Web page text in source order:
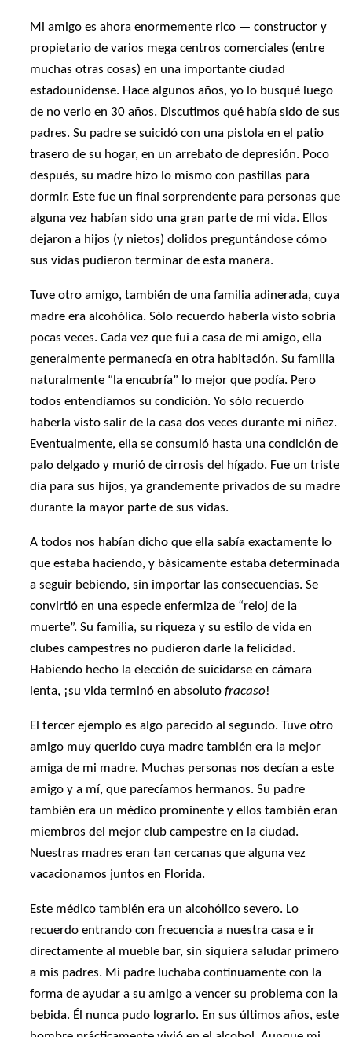
Mi amigo es ahora enormemente rico — constructor y
propietario de varios mega centros comerciales (entre
muchas otras cosas) en una importante ciudad
estadounidense. Hace algunos años, yo lo busqué luego
de no verlo en 30 años. Discutimos qué había sido de sus
padres. Su padre se suicidó con una pistola en el patio
trasero de su hogar, en un arrebato de depresión. Poco
después, su madre hizo lo mismo con pastillas para
dormir. Este fue un final sorprendente para personas que
alguna vez habían sido una gran parte de mi vida. Ellos
dejaron a hijos (y nietos) dolidos preguntándose cómo
sus vidas pudieron terminar de esta manera.
Tuve otro amigo, también de una familia adinerada, cuya
madre era alcohólica. Sólo recuerdo haberla visto sobria
pocas veces. Cada vez que fui a casa de mi amigo, ella
generalmente permanecía en otra habitación. Su familia
naturalmente “la encubría” lo mejor que podía. Pero
todos entendíamos su condición. Yo sólo recuerdo
haberla visto salir de la casa dos veces durante mi niñez.
Eventualmente, ella se consumió hasta una condición de
palo delgado y murió de cirrosis del hígado. Fue un triste
día para sus hijos, ya grandemente privados de su madre
durante la mayor parte de sus vidas.
A todos nos habían dicho que ella sabía exactamente lo
que estaba haciendo, y básicamente estaba determinada
a seguir bebiendo, sin importar las consecuencias. Se
convirtió en una especie enfermiza de “reloj de la
muerte”. Su familia, su riqueza y su estilo de vida en
clubes campestres no pudieron darle la felicidad.
Habiendo hecho la elección de suicidarse en cámara
lenta, ¡su vida terminó en absolutofracaso!
El tercer ejemplo es algo parecido al segundo. Tuve otro
amigo muy querido cuya madre también era la mejor
amiga de mi madre. Muchas personas nos decían a este
amigo y a mí, que parecíamos hermanos. Su padre
también era un médico prominente y ellos también eran
miembros del mejor club campestre en la ciudad.
Nuestras madres eran tan cercanas que alguna vez
vacacionamos juntos en Florida.
Este médico también era un alcohólico severo. Lo
recuerdo entrando con frecuencia a nuestra casa e ir
directamente al mueble bar, sin siquiera saludar primero
a mis padres. Mi padre luchaba continuamente con la
forma de ayudar a su amigo a vencer su problema con la
bebida. Él nunca pudo lograrlo. En sus últimos años, este